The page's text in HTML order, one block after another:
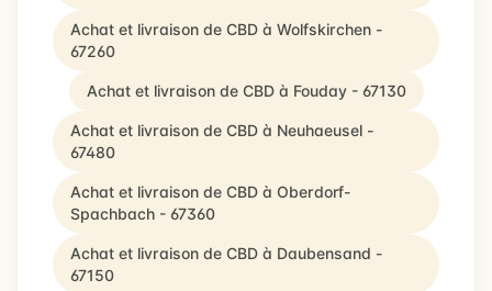
Achat et livraison de CBD à Wolfskirchen -
67260
Achat et livraison de CBD à Fouday - 67130
Achat et livraison de CBD à Neuhaeusel -
67480
Achat et livraison de CBD à Oberdorf-
Spachbach - 67360
Achat et livraison de CBD à Daubensand -
67150